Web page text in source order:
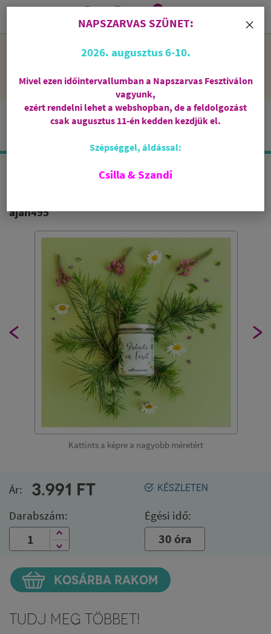
NAPSZARVAS SZÜNET: 2026. augusztus 6-10 - rendelni lehet
feldolgozni őket.
i
0
AROMAGYERTYA - ERDEI SÉTA
ajan495
Kattints a képre a nagyobb méretért
KÉSZLETEN
Ár: 3.991 FT
Darabszám: Égési idő:
30 óra
KOSÁRBA RAKOM
Tudj meg többet!
×
NAPSZARVAS SZÜNET:
2026. augusztus 6-10.
Mivel ezen időintervallumban a Napszarvas Fesztiválon
vagyunk,
ezért rendelni lehet a webshopban, de a feldolgozást
csak augusztus 11-én kedden kezdjük el.
Szépséggel, áldással:
Csilla & Szandi